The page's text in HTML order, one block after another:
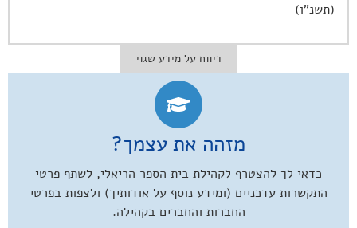
(תשנ"ו)
דיווח על מידע שגוי
מזהה את עצמך?
כדאי לך להצטרף לקהילת בית הספר הריאלי, לשתף פרטי
התקשרות עדכניים (ומידע נוסף על אודותיך) ולצפות בפרטי
החברות והחברים בקהילה.